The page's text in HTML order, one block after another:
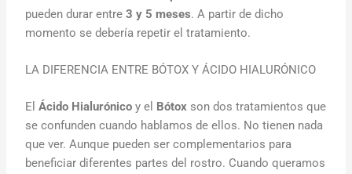
pueden durar entre3 y 5 meses. A partir de dicho
momento se debería repetir el tratamiento.
LA DIFERENCIA ENTRE BÓTOX Y ÁCIDO HIALURÓNICO
ElÁcido Hialurónico y el Bótox son dos tratamientos que
se confunden cuando hablamos de ellos. No tienen nada
que ver. Aunque pueden ser complementarios para
beneficiar diferentes partes del rostro. Cuando queramos